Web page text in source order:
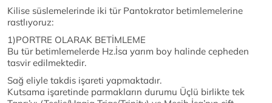
Kilise süslemelerinde iki tür Pantokrator betimlemelerine
rastlıyoruz:
1)PORTRE OLARAK BETİMLEME
Bu tür betimlemelerde Hz.İsa yarım boy halinde cepheden
tasvir edilmektedir.
Sağ eliyle takdis işareti yapmaktadır.
Kutsama işaretinde parmakların durumu Üçlü birlikte tek